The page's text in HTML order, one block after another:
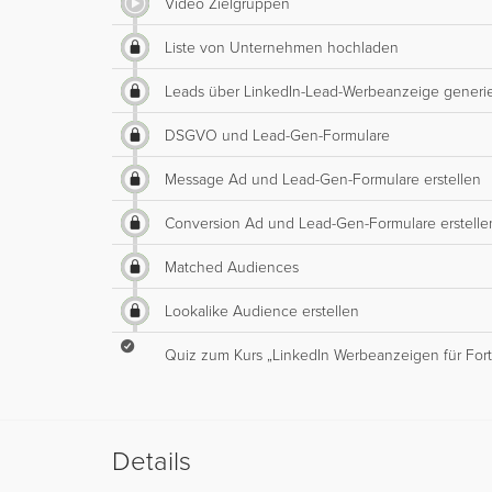
Video Zielgruppen
Liste von Unternehmen hochladen
Leads über LinkedIn-Lead-Werbeanzeige
DSGVO und Lead-Gen-Formulare
Message Ad und Lead-Gen-Formulare erstellen
Conversion Ad und Lead-Gen-Formulare
Matched Audiences
Lookalike Audience erstellen
Quiz zum Kurs „LinkedIn Werbeanzeigen für
Details